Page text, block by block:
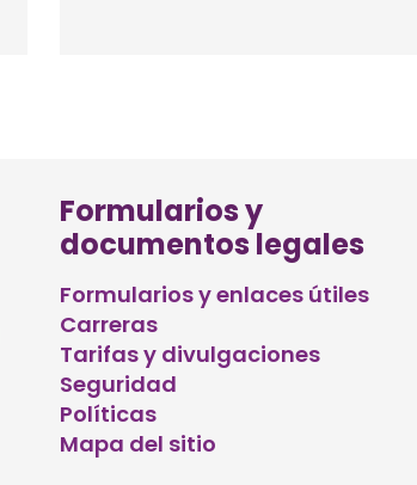
Formularios y
documentos legales
Formularios y enlaces útiles
Carreras
Tarifas y divulgaciones
Seguridad
Políticas
Mapa del sitio